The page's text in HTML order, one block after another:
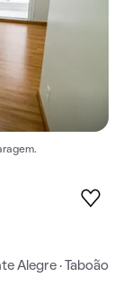
Alegre · Taboão